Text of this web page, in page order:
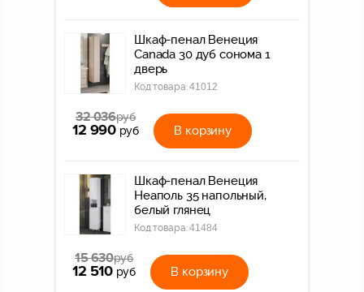
Шкаф-пенал Венеция
Canada 30 дуб сонома 1
дверь
Код товара:41012
32 036руб
12 990 руб В корзину
Шкаф-пенал Венеция
Неаполь 35 напольный,
белый глянец
Код товара:41484
15 630руб
12 510 руб В корзину